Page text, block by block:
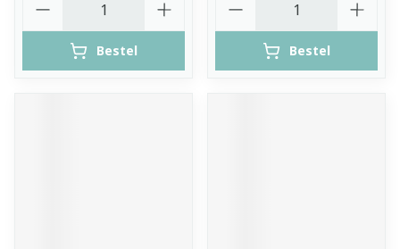
Bestel Bestel